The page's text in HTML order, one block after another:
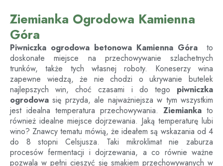
Ziemianka Ogrodowa Kamienna
Góra
Piwniczka ogrodowa betonowa Kamienna Góra
to
doskonałe miejsce na przechowywanie szlachetnych
trunków, także tych własnej roboty. Koneserzy wina
zapewne wiedzą, że nie chodzi o ukrywanie butelek
najlepszych win, choć czasami i do tego piwniczka
ogrodowa się przyda, ale najważniejsza w tym wszystkim
jest idealna temperatura przechowywania. Ziemianka to
również idealne miejsce dojrzewania. Jaką temperaturę lubi
wino? Znawcy tematu mówią, że ideałem są wskazania od 4
do 8 stopni Celsjusza. Taki mikroklimat nie zaburza
procesów fermentacji i dojrzewania, a co równie ważne
pozwala w pełni cieszyć się smakiem przechowywanych w